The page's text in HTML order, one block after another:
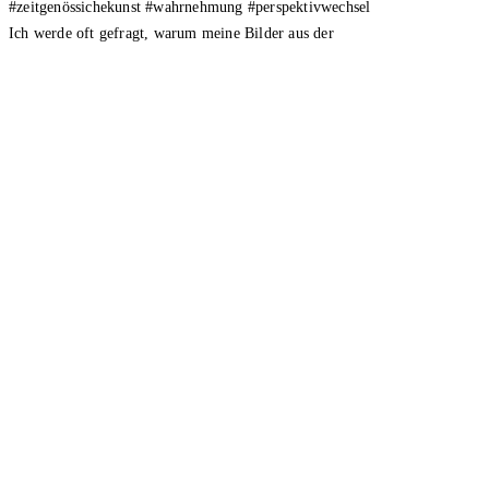
Ich werde oft gefragt, warum meine Bilder aus der